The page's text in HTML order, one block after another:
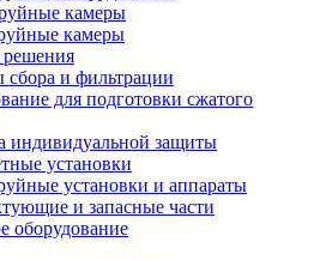
камеры
камеры
решения
и фильтрации
для подготовки сжатого
индивидуальной защиты
установки
установки и аппараты
и запасные части
оборудование